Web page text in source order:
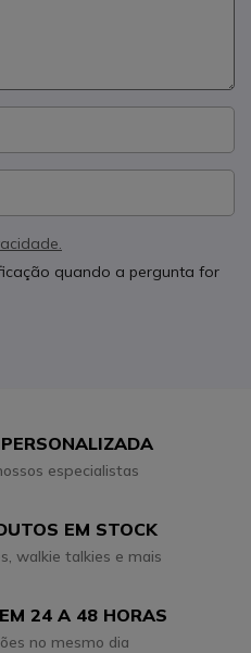
quando a pergunta for
especialistas
EM STOCK
walkie talkies e mais
24 A 48 HORAS
no mesmo dia